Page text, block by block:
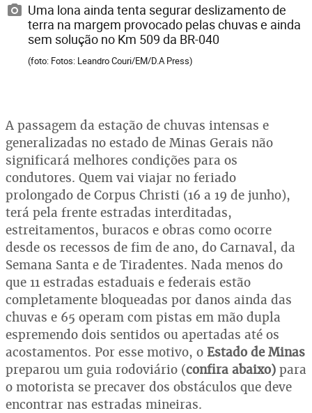
Uma lona ainda tenta segurar deslizamento de
terra na margem provocado pelas chuvas e ainda
sem solução no Km 509 da BR-040
(foto: Fotos: Leandro Couri/EM/D.A Press)
A passagem da estação de chuvas intensas e
generalizadas no estado de Minas Gerais não
significará melhores condições para os
condutores. Quem vai viajar no feriado
prolongado de Corpus Christi (16 a 19 de junho),
terá pela frente estradas interditadas,
estreitamentos, buracos e obras como ocorre
desde os recessos de fim de ano, do Carnaval, da
Semana Santa e de Tiradentes. Nada menos do
que 11 estradas estaduais e federais estão
completamente bloqueadas por danos ainda das
chuvas e 65 operam com pistas em mão dupla
espremendo dois sentidos ou apertadas até os
acostamentos. Por esse motivo, o Estado de Minas
preparou um guia rodoviário (confira abaixo) para
o motorista se precaver dos obstáculos que deve
encontrar nas estradas mineiras.